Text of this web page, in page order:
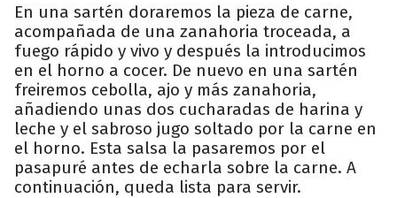
En una sartén doraremos la pieza de carne,
acompañada de una zanahoria troceada, a
fuego rápido y vivo y después la introducimos
en el horno a cocer. De nuevo en una sartén
freiremos cebolla, ajo y más zanahoria,
añadiendo unas dos cucharadas de harina y
leche y el sabroso jugo soltado por la carne en
el horno. Esta salsa la pasaremos por el
pasapuré antes de echarla sobre la carne. A
continuación, queda lista para servir.